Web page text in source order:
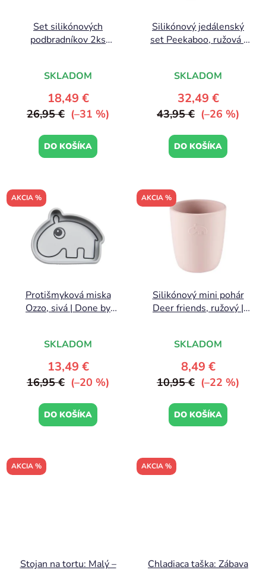
Set silikónových
podbradníkov 2ks
SKLADOM
18,49 €
26,95 € (–31 %)
DO KOŠÍKA
Silikónový jedálenský
set Peekaboo, ružová |
SKLADOM
32,49 €
43,95 € (–26 %)
DO KOŠÍKA
AKCIA %
Protišmyková miska
Ozzo, sivá | Done by
SKLADOM
13,49 €
16,95 € (–20 %)
DO KOŠÍKA
AKCIA %
Silikónový mini pohár
Deer friends, ružový |
SKLADOM
8,49 €
10,95 € (–22 %)
DO KOŠÍKA
AKCIA %
Stojan na tortu: Malý –
AKCIA %
Chladiaca taška: Zábava